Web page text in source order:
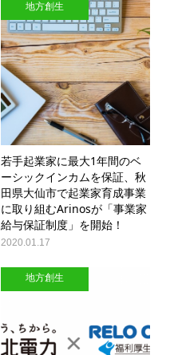
地方創生
若手起業家に最大1年間のベ
ーシックインカムを保証、秋
田県大仙市で起業家育成事業
に取り組むArinosが「事業家
給与保証制度」を開始！
2020.01.17
地方創生